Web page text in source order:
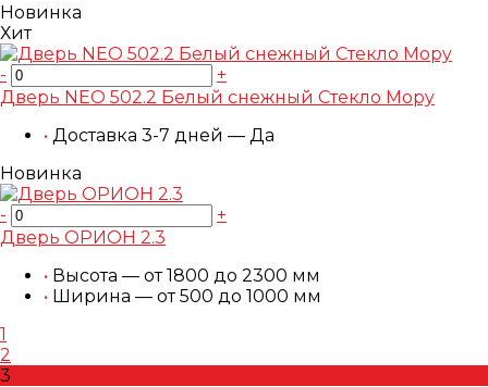
Новинка
Хит
-
+
Дверь NEO 502.2 Белый снежный Стекло Mopy
• Доставка 3-7 дней — Да
Новинка
-
+
Дверь ОРИОН 2.3
• Высота — от 1800 до 2300 мм
• Ширина — от 500 до 1000 мм
1
2
3